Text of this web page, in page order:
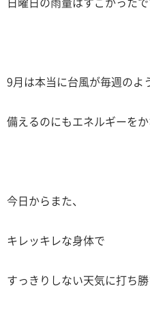
日曜日の雨量はすごかったで
9月は本当に台風が毎週のよ
備えるのにもエネルギーをか
今日からまた、
キレッキレな身体で
すっきりしない天気に打ち勝